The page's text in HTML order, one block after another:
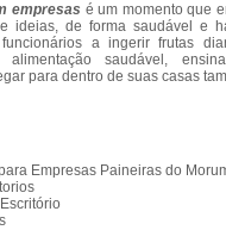
empresas é um momento que
ideias, de forma saudável e
a ingerir frutas
saudável,
para dentro de suas casas
Empresas Paineiras do